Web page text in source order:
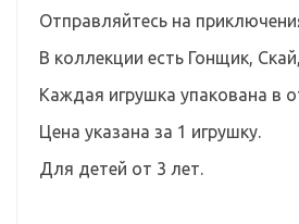
Отправляйтесь на
В коллекции есть Гонщик,
Каждая игрушка упакована в
Цена указана за 1 игрушку.
Для детей от 3 лет.